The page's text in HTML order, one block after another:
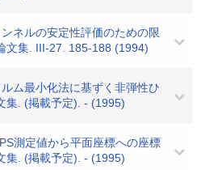
ネルの安定性評価のための限
文集. III-27. 185-188 (1994)
ム最小化法に基ずく非弾性ひ
集. (掲載予定). - (1995)
測定値から平面座標への座標
集. (掲載予定). - (1995)